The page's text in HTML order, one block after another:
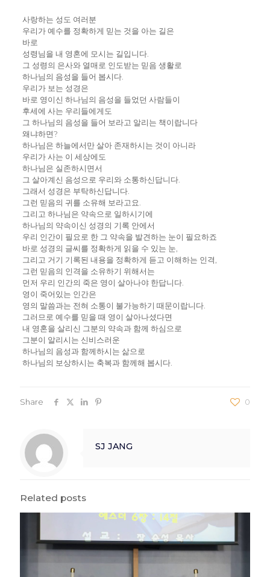
사랑하는 성도 여러분
우리가 예수를 정확하게 믿는 것을 아는 길은
바로
성령님을 내 영혼에 모시는 길입니다.
그 성령의 은사와 열매로 인도받는 믿음 생활로
하나님의 음성을 들어 봅시다.
우리가 보는 성경은
바로 영이신 하나님의 음성을 들었던 사람들이
후세에 사는 우리들에게도
그 하나님의 음성을 들어 보라고 알리는 책이랍니다
왜냐하면?
하나님은 하늘에서만 살아 존재하시는 것이 아니라
우리가 사는 이 세상에도
하나님은 실존하시면서
그 살아계신 음성으로 우리와 소통하신답니다.
그래서 성경은 부탁하신답니다.
그런 믿음의 귀를 소유해 보라고요.
그리고 하나님은 약속으로 일하시기에
하나님의 약속이신 성경의 기록 안에서
우리 인간이 필요로 한 그 약속을 발견하는 눈이 필요하죠
바로 성경의 글씨를 정확하게 읽을 수 있는 눈,
그리고 거기 기록된 내용을 정확하게 듣고 이해하는 인격,
그런 믿음의 인격을 소유하기 위해서는
먼저 우리 인간의 죽은 영이 살아나야 한답니다.
영이 죽어있는 인간은
영의 말씀과는 전혀 소통이 불가능하기 때문이랍니다.
그러므로 예수를 믿을 때 영이 살아나셨다면
내 영혼을 살리신 그분의 약속과 함께 하심으로
그분이 알리시는 신비스러운
하나님의 음성과 함께하시는 삶으로
하나님의 보상하시는 축복과 함께해 봅시다.
Share 0
SJ JANG
Related posts